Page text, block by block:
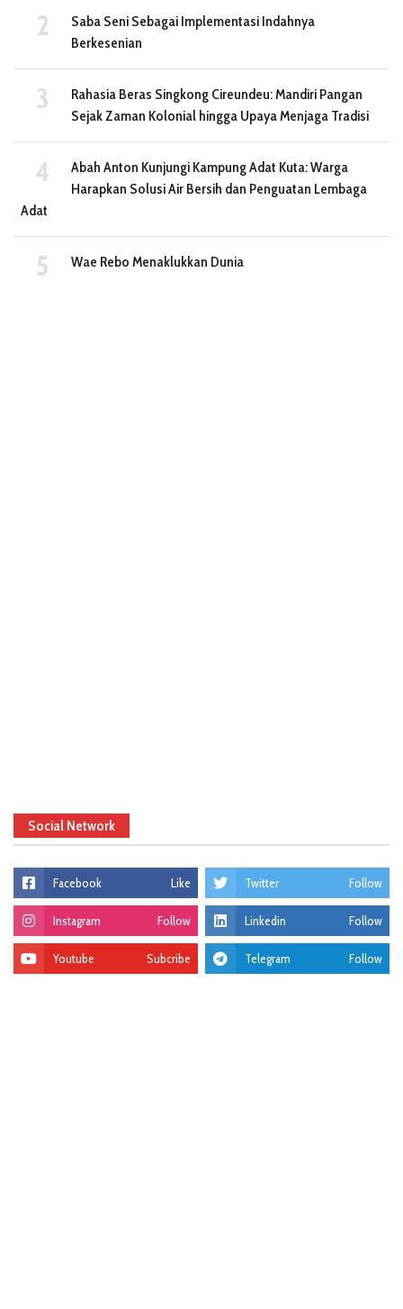
Saba Seni Sebagai Implementasi Indahnya
Berkesenian
Rahasia Beras Singkong Cireundeu: Mandiri Pangan
Sejak Zaman Kolonial hingga Upaya Menjaga Tradisi
Abah Anton Kunjungi Kampung Adat Kuta: Warga
Harapkan Solusi Air Bersih dan Penguatan Lembaga
Adat
Wae Rebo Menaklukkan Dunia
Social Network
Facebook Like Twitter Follow
Instagram Follow Linkedin Follow
Youtube Subcribe Telegram Follow